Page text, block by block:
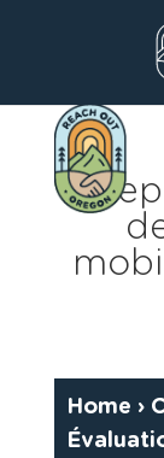
Home ›